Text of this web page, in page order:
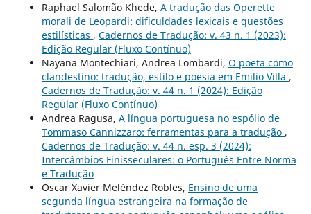
Raphael Salomão Khede, A tradução das Operette
morali de Leopardi: dificuldades lexicais e questões
estilísticas , Cadernos de Tradução: v. 43 n. 1 (2023):
Edição Regular (Fluxo Contínuo)
Nayana Montechiari, Andrea Lombardi, O poeta como
clandestino: tradução, estilo e poesia em Emilio Villa ,
Cadernos de Tradução: v. 44 n. 1 (2024): Edição
Regular (Fluxo Contínuo)
Andrea Ragusa, A língua portuguesa no espólio de
Tommaso Cannizzaro: ferramentas para a tradução ,
Cadernos de Tradução: v. 44 n. esp. 3 (2024):
Intercâmbios Finisseculares: o Português Entre Norma
e Tradução
Oscar Xavier Meléndez Robles, Ensino de uma
segunda língua estrangeira na formação de